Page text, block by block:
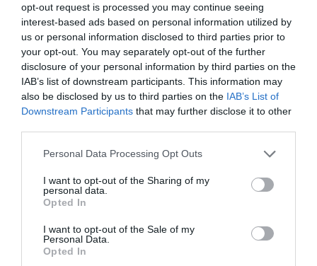
opt-out request is processed you may continue seeing
interest-based ads based on personal information utilized by
us or personal information disclosed to third parties prior to
your opt-out. You may separately opt-out of the further
disclosure of your personal information by third parties on the
IAB’s list of downstream participants. This information may
also be disclosed by us to third parties on the IAB’s List of
Downstream Participants that may further disclose it to other
Personal Data Processing Opt Outs
I want to opt-out of the Sharing of my
personal data.
Opted In
I want to opt-out of the Sale of my
Personal Data.
Opted In
situaciones de sombra parcial. Prefiere terrenos ricos
en materia orgánica y con buen drenaje en los que se
desarrollara rapidamente, aunque se adapta fácilmente
a suelos pobres. No necesita aportes extras de abono,
pero agradece aportes de materia orgánica cada dos